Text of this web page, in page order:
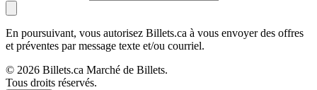
En poursuivant, vous autorisez Billets.ca à vous envoyer des offres
et préventes par message texte et/ou courriel.
© 2026 Billets.ca Marché de Billets.
Tous droits réservés.